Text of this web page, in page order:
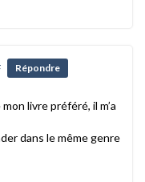
Répondre
livre préféré, il m’a
dans le même genre